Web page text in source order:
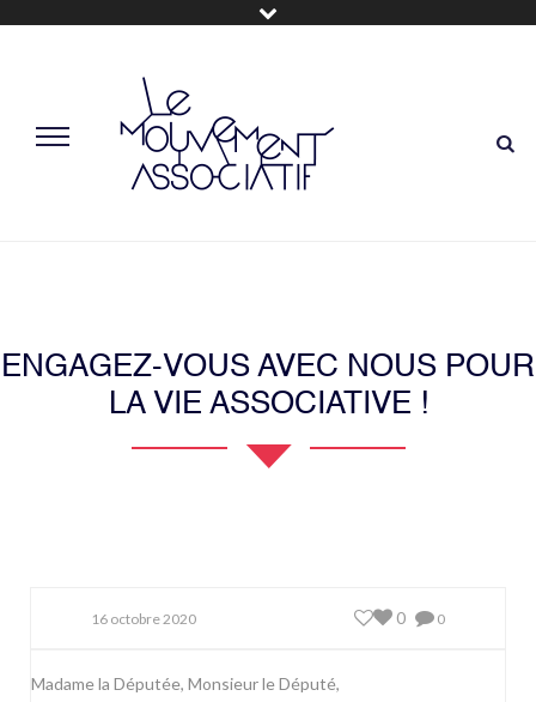
ENGAGEZ-VOUS AVEC NOUS POUR
LA VIE ASSOCIATIVE !
16 octobre 2020 0
0
Madame la Députée, Monsieur le Député,